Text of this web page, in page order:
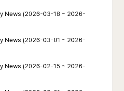
News (2026-03-18 ~ 2026-
News (2026-03-01 ~ 2026-
News (2026-02-15 ~ 2026-